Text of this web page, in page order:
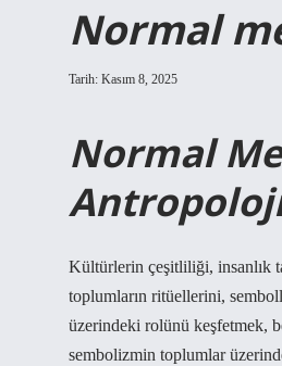
Normal
Tarih: Kasım 8, 2025
Normal
Kültürlerin çeşitliliği, insanlık
toplumların ritüellerini,
üzerindeki rolünü keşfetmek,
sembolizmin toplumlar